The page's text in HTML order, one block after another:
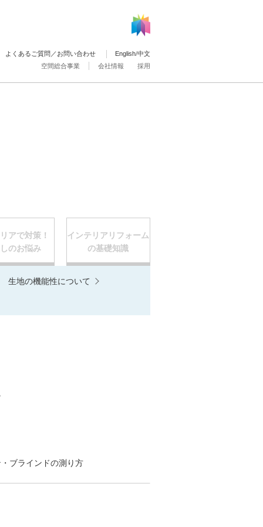
空間総合事業 会社情報 採用
よくあるご質問／お問い合わせ English/中文
アで対策！
のお悩み
インテリアリフォーム
の基礎知識
生地の機能性について
ブラインドの測り方